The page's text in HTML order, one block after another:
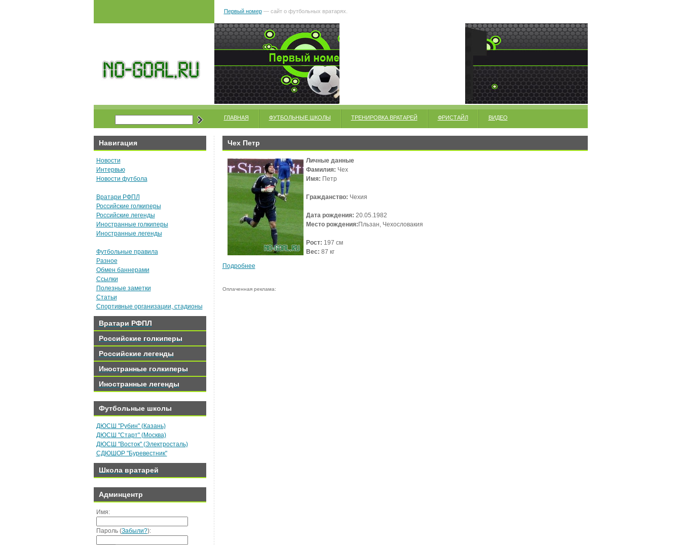
Первый номер— сайт о футбольных вратарях.
ГЛАВНАЯ ФУТБОЛЬНЫЕ ШКОЛЫ ТРЕНИРОВКА ВРАТАРЕЙ ФРИСТАЙЛ ВИДЕО
Навигация
Новости
Интервью
Новости футбола
Вратари РФПЛ
Российские голкиперы
Российские легенды
Иностранные голкиперы
Иностранные легенды
Футбольные правила
Разное
Обмен баннерами
Ссылки
Полезные заметки
Статьи
Спортивные организации, стадионы
Вратари РФПЛ
Российские голкиперы
Российские легенды
Иностранные голкиперы
Иностранные легенды
Футбольные школы
ДЮСШ "Рубин" (Казань)
ДЮСШ "Старт" (Москва)
ДЮСШ "Восток" (Электросталь)
СДЮШОР "Буревестник"
Школа вратарей
Админцентр
Имя:
Пароль (Забыли?):
Чех Петр
Личные данные
Фамилия: Чех
Имя: Петр
Гражданство: Чехия
Дата рождения: 20.05.1982
Место рождения: Пльзан, Чехословакия
Рост: 197 см
Вес: 87 кг
Подробнее
Оплаченная реклама: